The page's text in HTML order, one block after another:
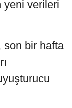
yeni verileri
son bir hafta